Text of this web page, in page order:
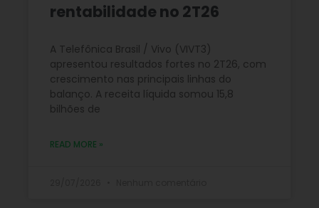
rentabilidade no 2T26
A Telefônica Brasil / Vivo (VIVT3)
apresentou resultados fortes no 2T26, com
crescimento nas principais linhas do
balanço. A receita líquida somou 15,8
bilhões de
READ MORE »